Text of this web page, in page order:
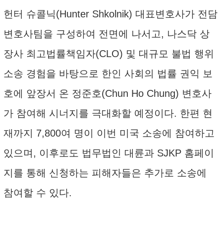
헌터 슈콜닉(Hunter Shkolnik) 대표변호사가 전담
변호사팀을 구성하여 전면에 나서고, 나스닥 상
장사 최고법률책임자(CLO) 및 대규모 불법 행위
소송 경험을 바탕으로 한인 사회의 법률 권익 보
호에 앞장서 온 정준호(Chun Ho Chung) 변호사
가 참여해 시너지를 극대화할 예정이다. 한편 현
재까지 7,800여 명이 이번 미국 소송에 참여하고
있으며, 이후로도 법무법인 대륜과 SJKP 홈페이
지를 통해 신청하는 피해자들은 추가로 소송에
참여할 수 있다.